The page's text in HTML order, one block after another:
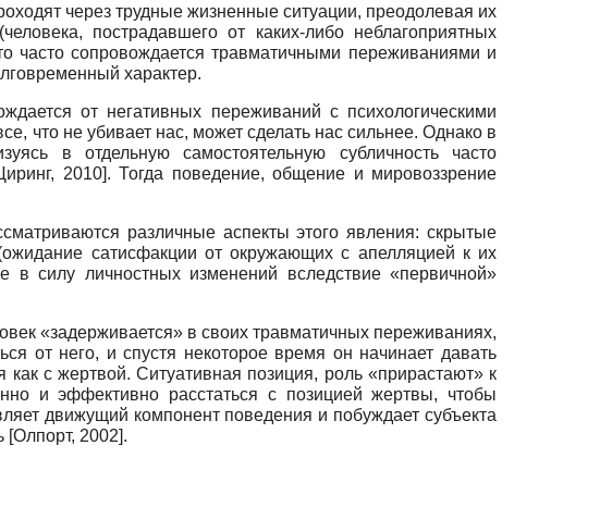
через трудные жизненные ситуации, преодолевая их
пострадавшего от каких-либо неблагоприятных
часто сопровождается травматичны­ми переживаниями и
характер.
от негативных переживаний с психологическими
что не убивает нас, может сделать нас сильнее. Однако в
в отдельную самостоятельную суб­личность часто
2010]. Тогда поведение, общение и мировоззрение
различные аспекты этого явления: скрытые
сатисфакции от окружающих с апелляцией к их
в силу личностных изменений вследствие «первичной»
«задерживается» в своих травматичных переживаниях,
от него, и спустя некоторое время он начинает давать
с жертвой. Ситуативная позиция, роль «прирастают» к
и эффективно расстаться с позицией жертвы, чтобы
движущий компонент поведения и побуждает субъекта
[Олпорт, 2002].